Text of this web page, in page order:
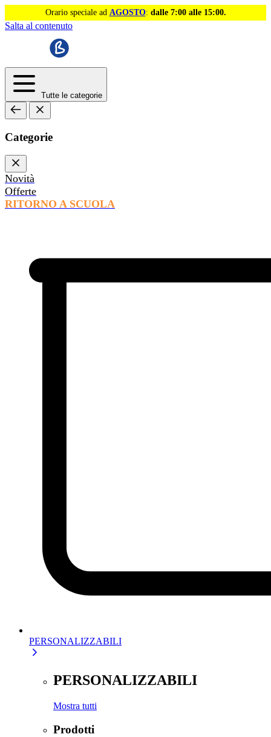
Orario speciale ad AGOSTO: dalle 7:00 alle 15:00.
Salta al contenuto
Tutte le categorie
Categorie
Novità
Offerte
RITORNO A SCUOLA
PERSONALIZZABILI
PERSONALIZZABILI
Mostra tutti
Prodotti